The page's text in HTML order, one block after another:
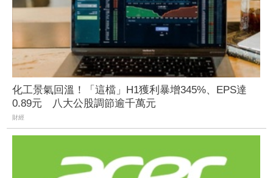
化工景氣回溫！「這檔」H1獲利暴增345%、EPS達
0.89元 八大公股調節逾千萬元
財經